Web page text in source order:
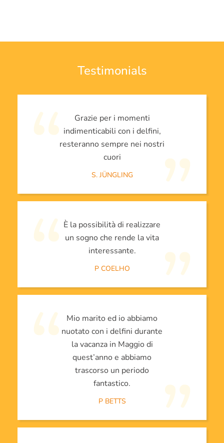
Testimonials
Grazie per i momenti
indimenticabili con i delfini,
resteranno sempre nei nostri
cuori
S. JÜNGLING
È la possibilità di realizzare
un sogno che rende la vita
interessante.
P COELHO
Mio marito ed io abbiamo
nuotato con i delfini durante
la vacanza in Maggio di
quest’anno e abbiamo
trascorso un periodo
fantastico.
P BETTS